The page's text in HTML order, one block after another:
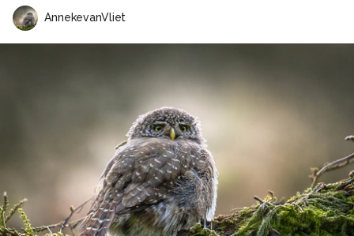
AnnekevanVliet